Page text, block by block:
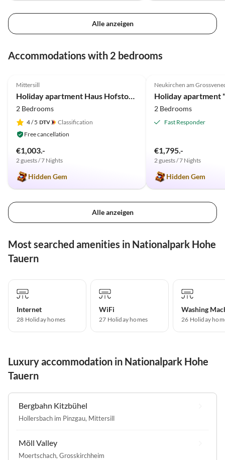
Alle anzeigen
Accommodations with 2 bedrooms
Mittersill
Holiday apartment Haus Hofstoetter
2 Bedrooms
4/ 5
Classification
Free cancellation
€1,003.-
2 guests / 7 Nights
Hidden Gem
Neukirchen am
Holiday apartment
2 Bedrooms
Fast Responder
€1,795.-
2 guests / 7 Nights
Hidden Gem
Alle anzeigen
Most searched amenities in Nationalpark Hohe
Tauern
Internet
28 Holiday homes
WiFi
27 Holiday homes
Washing
26 Holiday
Luxury accommodation in Nationalpark Hohe
Tauern
Bergbahn Kitzbühel
Hollersbach im Pinzgau, Mittersill
Möll Valley
Moertschach, Grosskirchheim